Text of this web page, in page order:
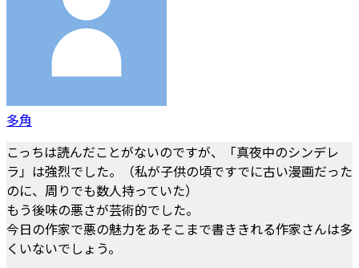
多角
こっちは読んだことがないのですが、「真夜中のシンデレ
ラ」は強烈でした。（私が子供の頃ですでに古い漫画だった
のに、周りでも数人持っていた）
もう後味の悪さが芸術的でした。
今日の作家で悪の魅力をあそこまで書ききれる作家さんは多
くいないでしょう。